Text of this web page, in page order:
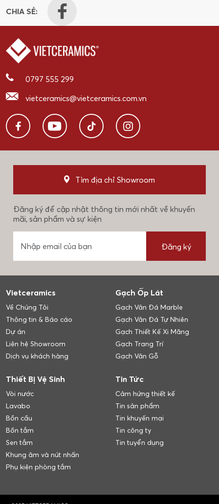
CHIA SẺ:
0797 555 299
vietceramics@vietceramics.com.vn
Tìm địa chỉ Showroom
Đăng ký để cập nhật thông tin mới nhất về khuyến
mãi, sản phẩm và sự kiện
Đăng ký
Vietceramics
Về Chúng Tôi
Thông tin & Báo cáo
Dự án
Liên hệ Showroom
Dịch vụ khách hàng
Gạch Ốp Lát
Gạch Vân Đá Marble
Gạch Vân Đá Tự Nhiên
Gạch Thiết Kế Xi Măng
Gạch Trang Trí
Gạch Vân Gỗ
Thiết Bị Vệ Sinh
Vòi nước
Lavabo
Bồn cầu
Bồn tắm
Sen tắm
Khung âm và nút nhấn
Phụ kiện phòng tắm
Tin Tức
Cảm hứng thiết kế
Tin sản phẩm
Tin khuyến mại
Tin công ty
Tin tuyển dụng